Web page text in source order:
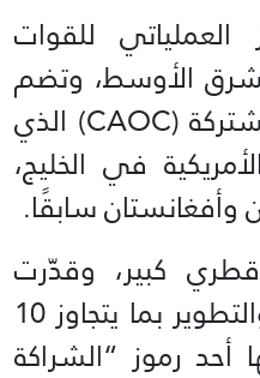
العملياتي للقوات
الأوسط، وتضم
مركز القيادة الجوية المشتركة (CAOC) الذي
في الخليج،
وأفغانستان سابقًا.
كبير، وقدّرت
تقارير تكلفة التوسعة والتطوير بما يتجاوز 10
أحد رموز “الشراكة